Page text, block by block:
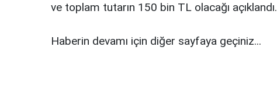
ve toplam tutarın 150 bin TL olacağı açıklandı.
Haberin devamı için diğer sayfaya geçiniz...